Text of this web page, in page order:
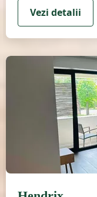
Vezi detalii